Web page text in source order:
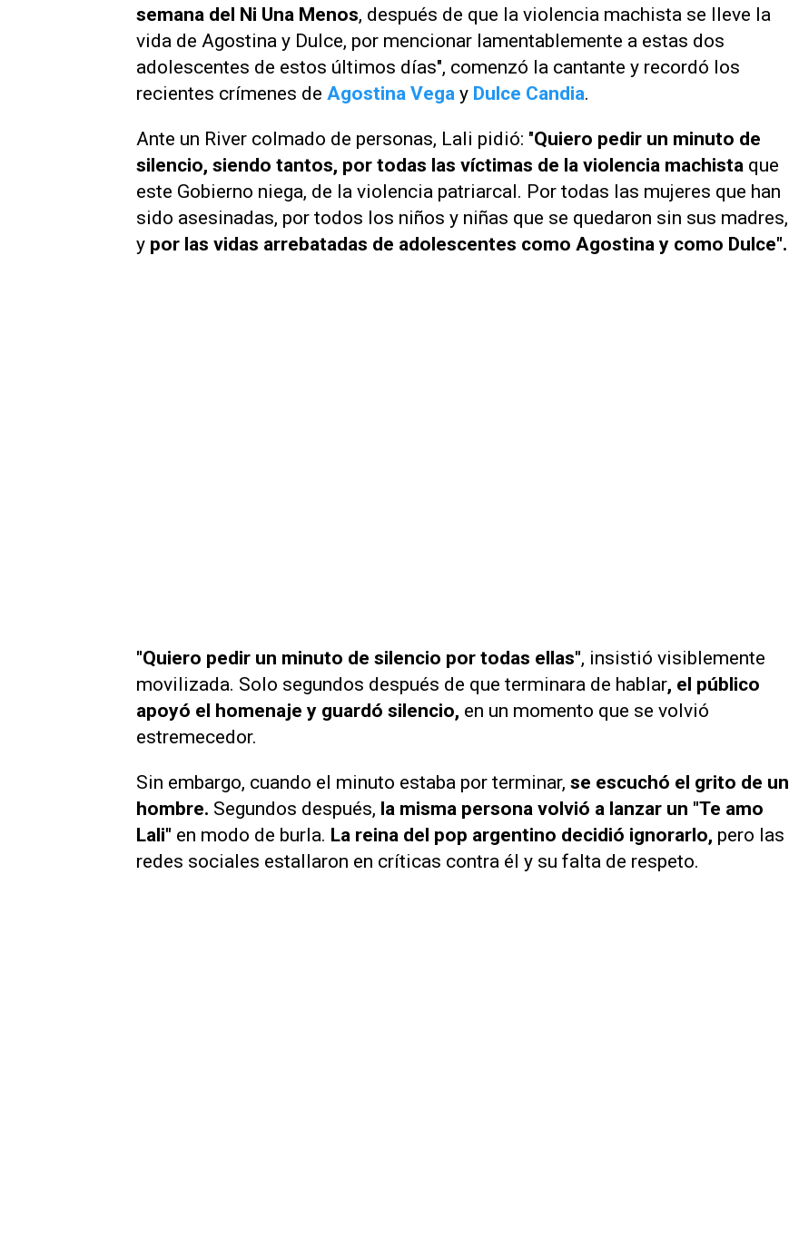
semana del Ni Una Menos, después de que la violencia machista se lleve la
vida de Agostina y Dulce, por mencionar lamentablemente a estas dos
adolescentes de estos últimos días", comenzó la cantante y recordó los
recientes crímenes de Agostina Vega y Dulce Candia.
Ante un River colmado de personas, Lali pidió: "Quiero pedir un minuto de
silencio, siendo tantos, por todas las víctimas de la violencia machista que
este Gobierno niega, de la violencia patriarcal. Por todas las mujeres que han
sido asesinadas, por todos los niños y niñas que se quedaron sin sus madres,
y por las vidas arrebatadas de adolescentes como Agostina y como Dulce".
"Quiero pedir un minuto de silencio por todas ellas", insistió visiblemente
movilizada. Solo segundos después de que terminara de hablar, el público
apoyó el homenaje y guardó silencio, en un momento que se volvió
estremecedor.
Sin embargo, cuando el minuto estaba por terminar, se escuchó el grito de un
hombre. Segundos después, la misma persona volvió a lanzar un "Te amo
Lali" en modo de burla. La reina del pop argentino decidió ignorarlo, pero las
redes sociales estallaron en críticas contra él y su falta de respeto.